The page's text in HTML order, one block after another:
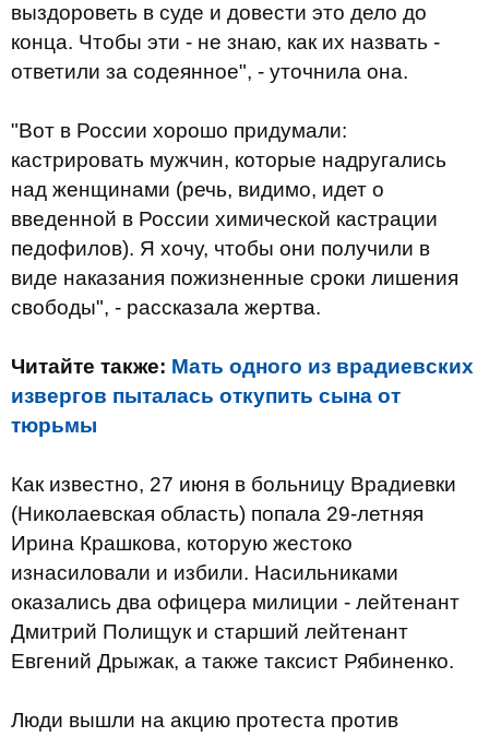
выздороветь в суде и довести это дело до
конца. Чтобы эти - не знаю, как их назвать -
ответили за содеянное", - уточнила она.
"Вот в России хорошо придумали:
кастрировать мужчин, которые надругались
над женщинами (речь, видимо, идет о
введенной в России химической кастрации
педофилов). Я хочу, чтобы они получили в
виде наказания пожизненные сроки лишения
свободы", - рассказала жертва.
Читайте также: Мать одного из врадиевских
извергов пыталась откупить сына от
тюрьмы
Как известно, 27 июня в больницу Врадиевки
(Николаевская область) попала 29-летняя
Ирина Крашкова, которую жестоко
изнасиловали и избили. Насильниками
оказались два офицера милиции - лейтенант
Дмитрий Полищук и старший лейтенант
Евгений Дрыжак, а также таксист Рябиненко.
Люди вышли на акцию протеста против